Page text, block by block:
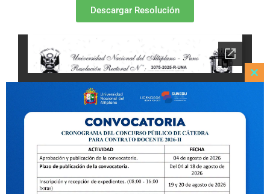
Descargar Resolución